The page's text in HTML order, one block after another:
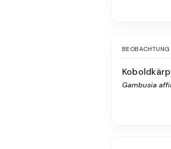
BEOBACHTUNG
Gambusia